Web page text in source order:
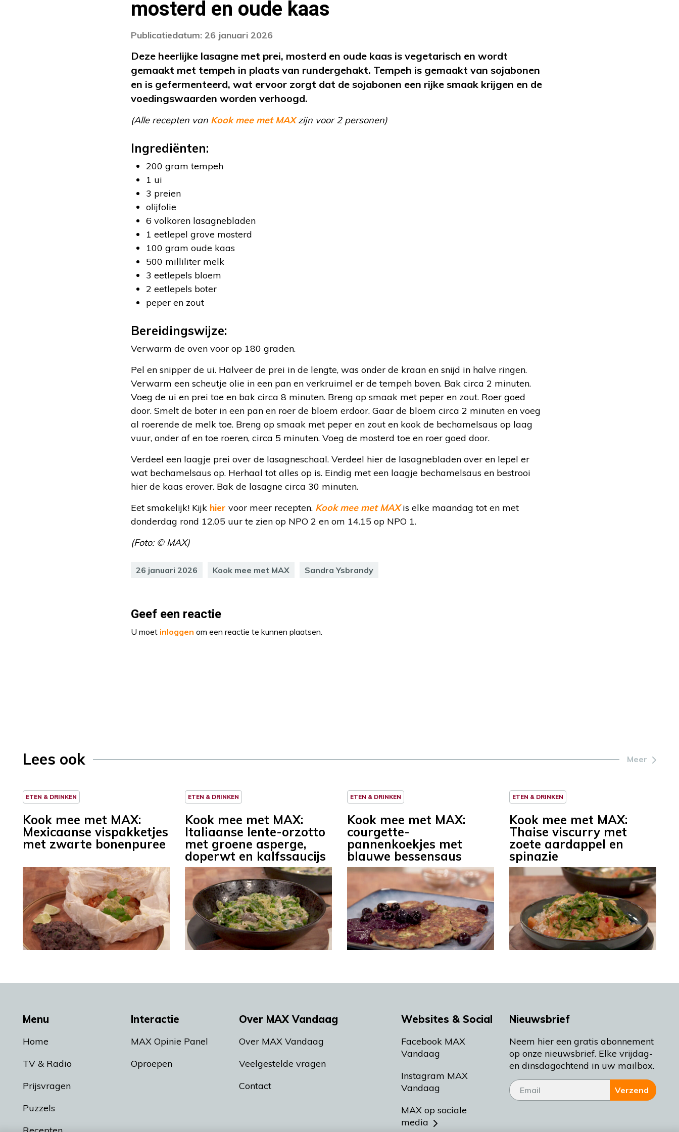
mosterd en oude kaas
Publicatiedatum: 26 januari 2026
Deze heerlijke lasagne met prei, mosterd en oude kaas is vegetarisch en wordt
gemaakt met tempeh in plaats van rundergehakt. Tempeh is gemaakt van sojabonen
en is gefermenteerd, wat ervoor zorgt dat de sojabonen een rijke smaak krijgen en de
voedingswaarden worden verhoogd.
(Alle recepten van Kook mee met MAXzijn voor 2 personen)
Ingrediënten:
200 gram tempeh
1 ui
3 preien
olijfolie
6 volkoren lasagnebladen
1 eetlepel grove mosterd
100 gram oude kaas
500 milliliter melk
3 eetlepels bloem
2 eetlepels boter
peper en zout
Bereidingswijze:
Verwarm de oven voor op 180 graden.
Pel en snipper de ui. Halveer de prei in de lengte, was onder de kraan en snijd in halve ringen.
Verwarm een scheutje olie in een pan en verkruimel er de tempeh boven. Bak circa 2 minuten.
Voeg de ui en prei toe en bak circa 8 minuten. Breng op smaak met peper en zout. Roer goed
door. Smelt de boter in een pan en roer de bloem erdoor. Gaar de bloem circa 2 minuten en voeg
al roerende de melk toe. Breng op smaak met peper en zout en kook de bechamelsaus op laag
vuur, onder af en toe roeren, circa 5 minuten. Voeg de mosterd toe en roer goed door.
Verdeel een laagje prei over de lasagneschaal. Verdeel hier de lasagnebladen over en lepel er
wat bechamelsaus op. Herhaal tot alles op is. Eindig met een laagje bechamelsaus en bestrooi
hier de kaas erover. Bak de lasagne circa 30 minuten.
Eet smakelijk! Kijk hier voor meer recepten. Kook mee met MAXis elke maandag tot en met
donderdag rond 12.05 uur te zien op NPO 2 en om 14.15 op NPO 1.
(Foto: © MAX)
26 januari 2026 Kook mee met MAX Sandra Ysbrandy
Geef een reactie
U moet inloggen om een reactie te kunnen plaatsen.
Lees ook Meer
ETEN & DRINKEN
Kook mee met MAX:
Mexicaanse vispakketjes
met zwarte bonenpuree
ETEN & DRINKEN
Kook mee met MAX:
Italiaanse lente-orzotto
met groene asperge,
doperwt en kalfssaucijs
ETEN & DRINKEN
Kook mee met MAX:
courgette-
pannenkoekjes met
blauwe bessensaus
ETEN & DRINKEN
Kook mee met MAX:
Thaise viscurry met
zoete aardappel en
spinazie
Menu
Home
TV & Radio
Prijsvragen
Puzzels
Interactie
MAX Opinie Panel
Oproepen
Over MAX Vandaag
Over MAX Vandaag
Veelgestelde vragen
Contact
Websites & Social
Facebook MAX
Vandaag
Instagram MAX
Vandaag
MAX op sociale
media
Nieuwsbrief
Neem hier een gratis abonnement
op onze nieuwsbrief. Elke vrijdag-
en dinsdagochtend in uw mailbox.
Verzend